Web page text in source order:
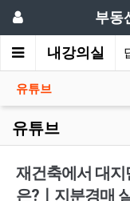
부동
내강의실
상담 부동산 질의와
유튜브
유튜브
재건축에서 대지
은?ㅣ지분경매